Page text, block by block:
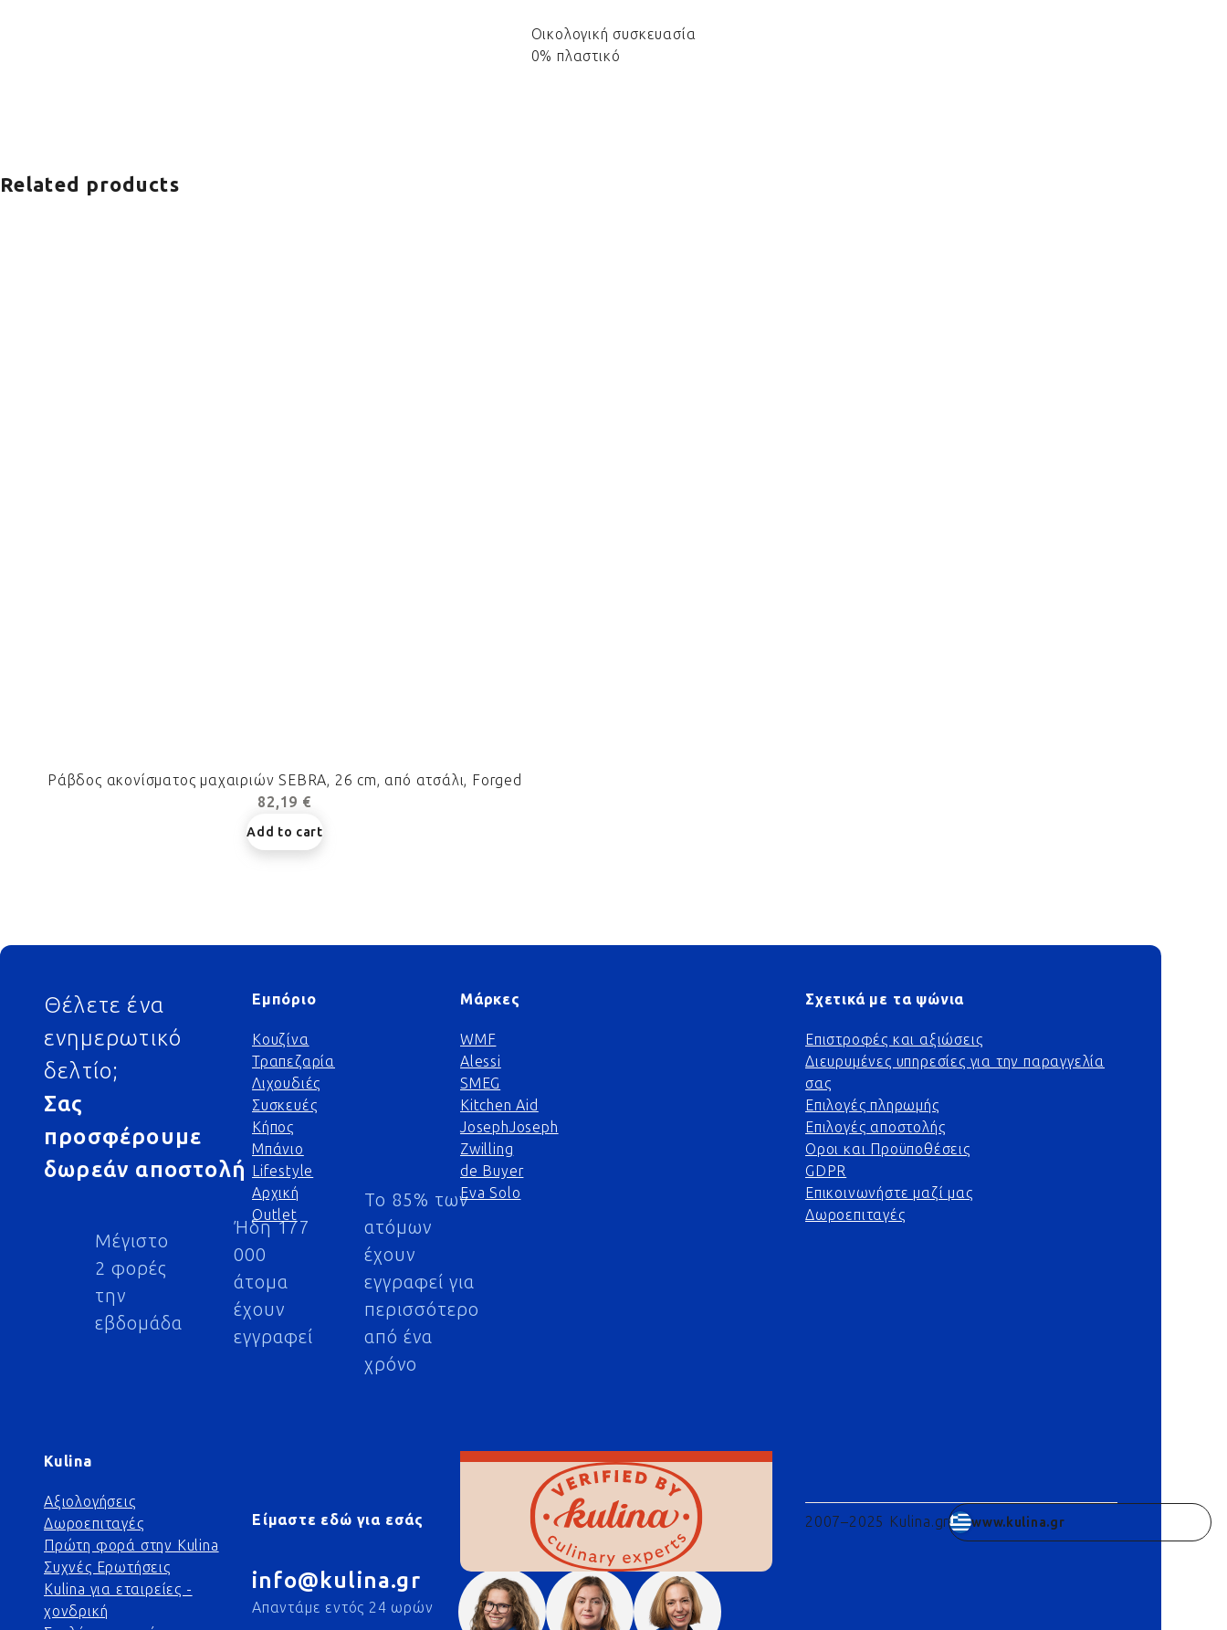
Οικολογική συσκευασία
0% πλαστικό
Related products
Ράβδος ακονίσματος μαχαιριών SEBRA, 26 cm, από ατσάλι, Forged
82,19 €
Add to cart
Footer
Θέλετε ένα
ενημερωτικό
δελτίο;
Σας
προσφέρουμε
δωρεάν αποστολή
Μέγιστο
2 φορές
την
εβδομάδα
Ήδη 177
000
άτομα
έχουν
εγγραφεί
Το 85% των
ατόμων
έχουν
εγγραφεί για
περισσότερο
από ένα
χρόνο
Εμπόριο
Κουζίνα
Τραπεζαρία
Λιχουδιές
Συσκευές
Κήπος
Μπάνιο
Lifestyle
Αρχική
Outlet
Μάρκες
WMF
Alessi
SMEG
Kitchen Aid
JosephJoseph
Zwilling
de Buyer
Eva Solo
Σχετικά με τα ψώνια
Επιστροφές και αξιώσεις
Διευρυμένες υπηρεσίες για την παραγγελία
σας
Επιλογές πληρωμής
Επιλογές αποστολής
Οροι και Προϋποθέσεις
GDPR
Επικοινωνήστε μαζί μας
Δωροεπιταγές
Kulina
Αξιολογήσεις
Δωροεπιταγές
Πρώτη φορά στην Kulina
Συχνές Ερωτήσεις
Kulina για εταιρείες -
χονδρική
Είμαστε εδώ για εσάς
info@kulina.gr
Απαντάμε εντός 24 ωρών
2007–2025 Kulina.gr www.kulina.gr